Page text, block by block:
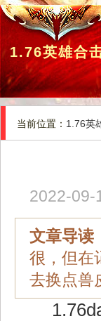
1.76英雄合
当前位置： 1.76英
2022-09-
文章导读
很，但在
去换点兽